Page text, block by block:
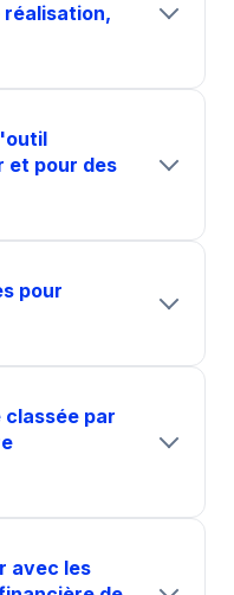
et pour des
pour
classée par
avec les